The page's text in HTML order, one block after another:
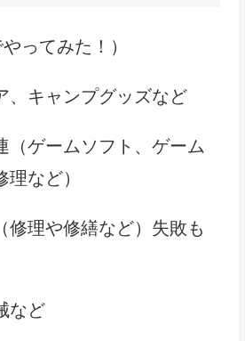
ってみた！）
、キャンプグッズなど
（ゲームソフト、ゲーム
など）
修理や修繕など）失敗も
など